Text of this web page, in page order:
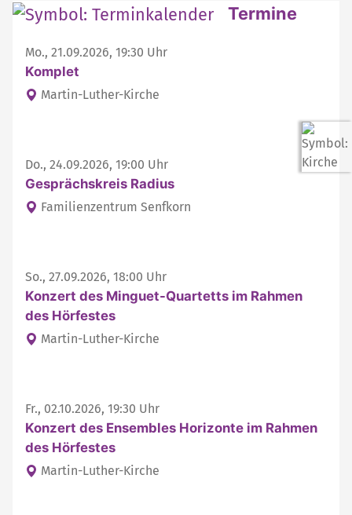
Weitere interessante Inhalte Termine
Mo., 21.09.2026, 19:30 Uhr
Komplet
Martin-Luther-Kirche
Do., 24.09.2026, 19:00 Uhr
Gesprächskreis Radius
Familienzentrum Senfkorn
So., 27.09.2026, 18:00 Uhr
Konzert des Minguet-Quartetts im Rahmen
des Hörfestes
Martin-Luther-Kirche
Fr., 02.10.2026, 19:30 Uhr
Konzert des Ensembles Horizonte im Rahmen
des Hörfestes
Martin-Luther-Kirche